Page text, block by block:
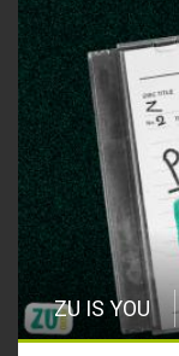
ZU IS YOU